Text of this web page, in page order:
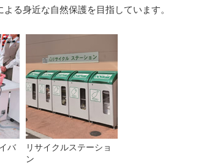
る身近な自然保護を目指しています。
バ
リサイクルステーショ
ン